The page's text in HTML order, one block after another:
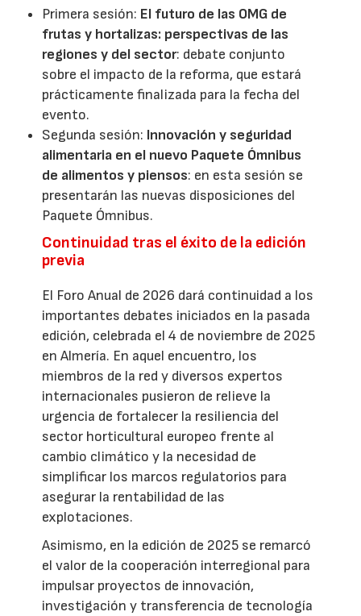
Primera sesión: El futuro de las OMG de
frutas y hortalizas: perspectivas de las
regiones y del sector: debate conjunto
sobre el impacto de la reforma, que estará
prácticamente finalizada para la fecha del
evento.
Segunda sesión: Innovación y seguridad
alimentaria en el nuevo Paquete Ómnibus
de alimentos y piensos: en esta sesión se
presentarán las nuevas disposiciones del
Paquete Ómnibus.
Continuidad tras el éxito de la edición
previa
El Foro Anual de 2026 dará continuidad a los
importantes debates iniciados en la pasada
edición, celebrada el 4 de noviembre de 2025
en Almería. En aquel encuentro, los
miembros de la red y diversos expertos
internacionales pusieron de relieve la
urgencia de fortalecer la resiliencia del
sector horticultural europeo frente al
cambio climático y la necesidad de
simplificar los marcos regulatorios para
asegurar la rentabilidad de las
explotaciones.
Asimismo, en la edición de 2025 se remarcó
el valor de la cooperación interregional para
impulsar proyectos de innovación,
investigación y transferencia de tecnología